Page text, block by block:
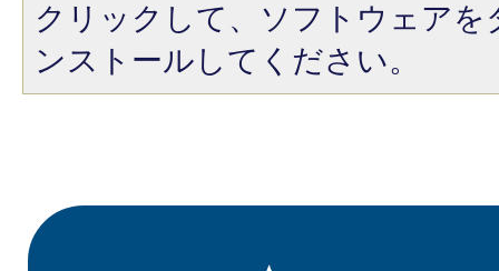
クリックして、ソフトウェア
ンストールしてください。